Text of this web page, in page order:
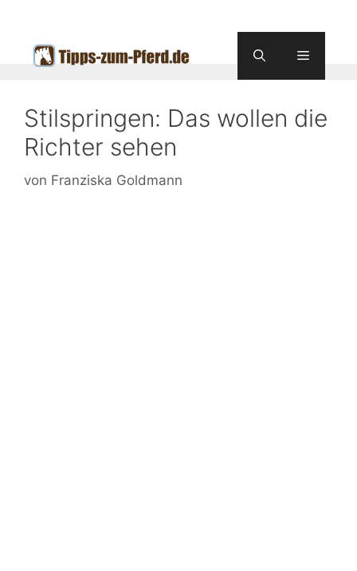
springen
Menü
Stilspringen: Das wollen die
Richter sehen
von Franziska Goldmann